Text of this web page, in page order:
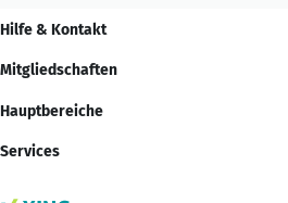
Hilfe & Kontakt
Mitgliedschaften
Hauptbereiche
Services